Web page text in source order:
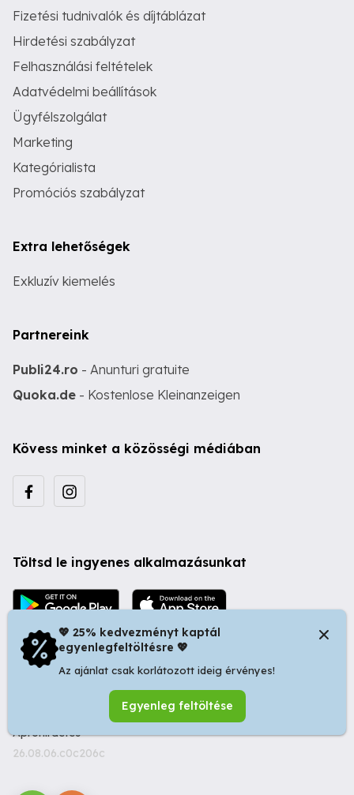
Fizetési tudnivalók és díjtáblázat
Hirdetési szabályzat
Felhasználási feltételek
Adatvédelmi beállítások
Ügyfélszolgálat
Marketing
Kategórialista
Promóciós szabályzat
Extra lehetőségek
Exkluzív kiemelés
Partnereink
Publi24.ro - Anunturi gratuite
Quoka.de - Kostenlose Kleinanzeigen
Kövess minket a közösségi médiában
Töltsd le ingyenes alkalmazásunkat
© 2026 Startapró S.R.L. | Bulevardul Dacia nr 34, Oradea
410346, Romania | Tax ID: RO44483373 -
Ingyenes
Apróhirdetés
26.08.06.c0c206c
💖 25% kedvezményt kaptál
egyenlegfeltöltésre 💖
Az ajánlat csak korlátozott ideig érvényes!
Egyenleg feltöltése